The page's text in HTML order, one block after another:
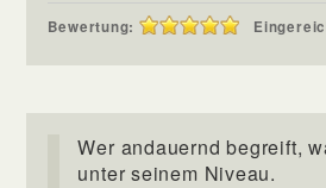
Bewertung:
Wer andauernd begreift,
unter seinem Niveau.